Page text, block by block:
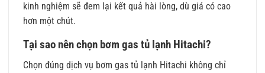
kinh nghiệm sẽ đem lại kết quả hài lòng, dù giá có cao
hơn một chút.
Tại sao nên chọn bơm gas tủ lạnh Hitachi?
Chọn đúng dịch vụ bơm gas tủ lạnh Hitachi không chỉ